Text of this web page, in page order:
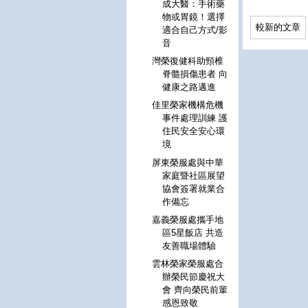
較新的文章
成大醫：手術藥
物或胃鏡！選擇
適合自己方式/影
音
灣榮復健科助頸椎
脊髓損傷患者 向
健康之路邁進
佳里榮家機構危機
事件處理訓練 護
住民安全安心環
境
屏東榮服處與中華
家庭暨社區展望
協會簽署就業合
作備忘
嘉義榮服處攜手地
區5星飯店 共造
友善職場體驗
雲林榮家榮服處合
辦榮民節慶祝大
會 齊向榮民前輩
感恩致敬